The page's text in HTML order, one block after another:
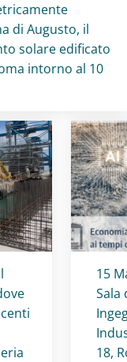
di Augusto, il
solare edificato
intorno al 10
15
Sala
18,